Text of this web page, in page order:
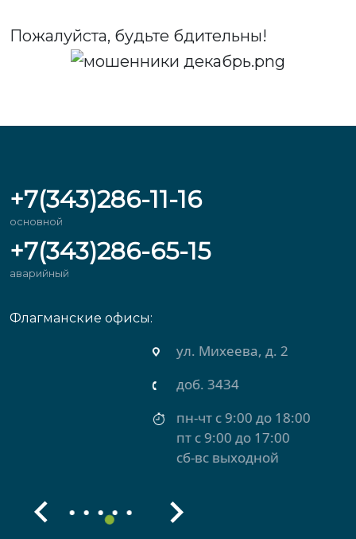
Пожалуйста, будьте бдительны!
+7(343)286-11-16
основной
+7(343)286-65-15
аварийный
Флагманские офисы:
пн-чт с 9:00 до 18:00